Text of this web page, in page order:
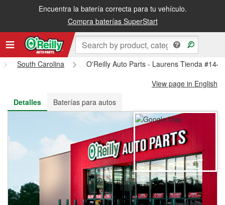
Encuentra la batería correcta para tu vehículo.
Compra baterías SuperStart
Recibe tu orden gratis al día siguiente o recógela en la tienda
South Carolina
O'Reilly Auto Parts - Laurens Tienda #1446
View page in English
Detalles
Baterías para autos